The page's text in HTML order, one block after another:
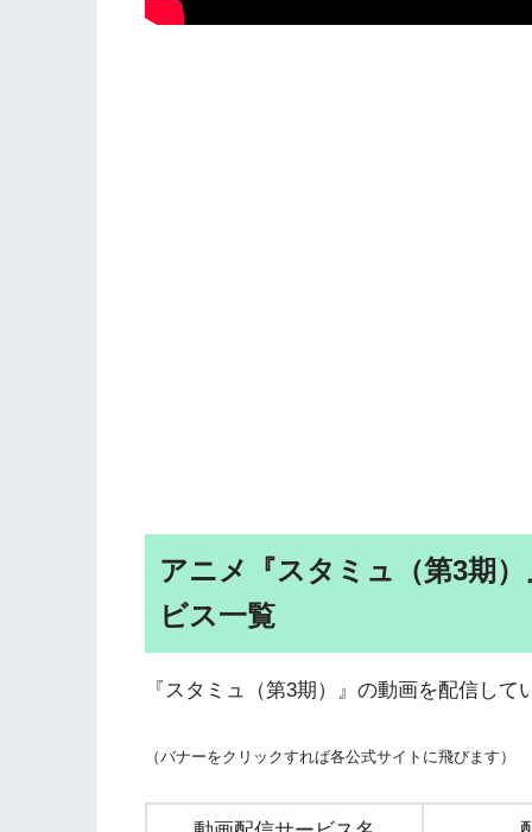
アニメ『スタミュ（第3期
ビス一覧
『スタミュ（第3期）』の動画を配信し
（バナーをクリックすれば各公式サイトに飛びます）